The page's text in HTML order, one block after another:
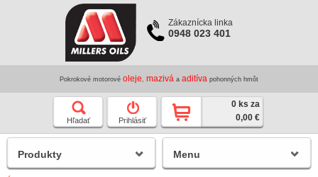
Zákaznícka linka
0948 023 401
Pokrokové motorové oleje mazivá a aditíva pohonných hmôt
Hľadať Prihlásiť
0 ks za
0,00 €
Produkty Menu